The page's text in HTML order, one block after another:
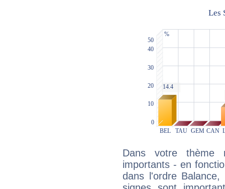
Dans votre thème
importants - en
dans l'ordre